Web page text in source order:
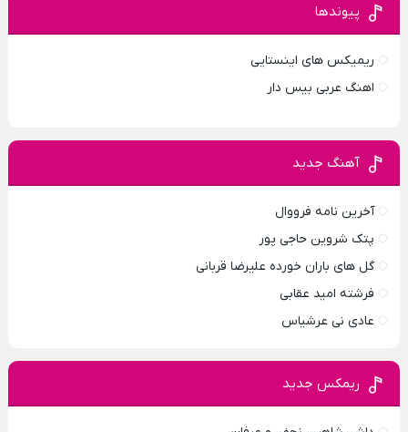
پیوندها
ریمیکس های اینستایی
اهنگ عربی بیس دار
آهنگ جدید
آخرین نامه فرووال
پتک شروین حاجی پور
گل های باران خورده علیرضا قربانی
فرشته امید عقابی
عادی نی عرشیاس
ریمکس جدید